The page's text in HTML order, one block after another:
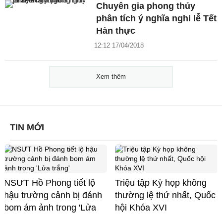
Chuyên gia phong thủy
phân tích ý nghĩa nghi lễ Tết
Hàn thực
12:12 17/04/2018
Xem thêm
TIN MỚI
NSƯT Hồ Phong tiết lộ
hậu trường cảnh bị đánh
bom ám ảnh trong 'Lửa
Triệu tập Kỳ họp không
thường lệ thứ nhất, Quốc
hội Khóa XVI